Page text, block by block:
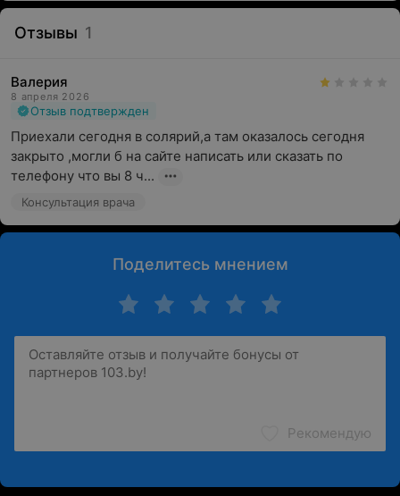
Отзывы 1
Валерия
8 апреля 2026
Отзыв подтвержден
Приехали сегодня в солярий,а там оказалось сегодня
закрыто ,могли б на сайте написать или сказать по
телефону что вы 8 ч...
Консультация врача
Поделитесь мнением
Рекомендую